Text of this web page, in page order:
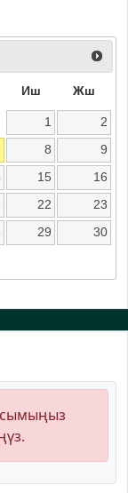
Иш Жш
1
2
8
9
15
16
22
23
29
30